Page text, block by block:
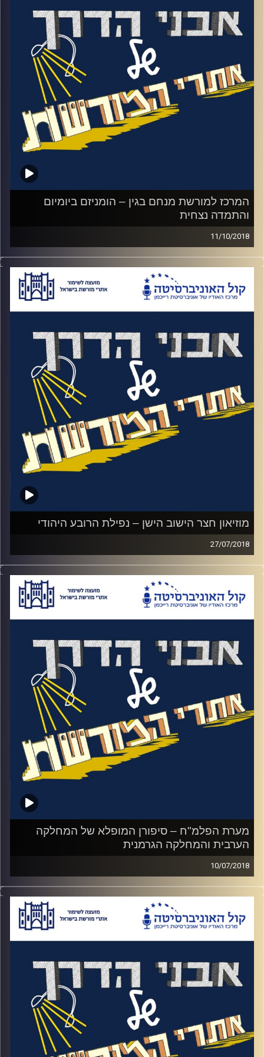
ומתחיל לדבר עם המתיישבים החדשים. מדובר
בקבוצה צעירה ועצמאית שלא משתייכת לשום
ארגון או מפלגה. הוא מחליט בליבו שהוא
מצטרף אליהם. תוך חצי שנה הוא מתפטר
מתפקידו כראש ממשלה ו"עולה דרומה". בנגב
ייבחן עם ישראל אמר בן גוריון, למה לדעתו
ה"עליה לנגב" חשובה כל כך? מה תפקידו של
הנגב בהתפתחותו של עם ישראל? ומה אפשר
ללמוד על האיש מביקור בבייתו בעשר השנים
קרדיט תמונות:המועצה לשימור אתרים
המרכז למורשת מנחם בגין – הומניזם ביומיום
והתמדה נצחית
11/10/2018
איזה אופי צריך כדי לשרוד 29 שנים באופוזיציה
ולאחר מכן לזכות בבחירות? למה לקח לבגין כל
כך הרבה זמן להגיע משערי הכנסת לכנסת ואיך
בן אדם שלאורך כל הדרך הפוליטית שלו דבק
הסכם שלום עם מצרים?
האזינו לאורי טולידאנו מראיין את הרצי מקוב,
מנהל המרכז למורשת מנחם בגין על חשיבה
בגיניסטית ואיך היא התפתחה
המועצה לשימור אתרים
מוזיאון חצר הישוב הישן – נפילת הרובע היהודי
27/07/2018
בשביל מי שלא גר בירושלים וחווה את העיר
שעדיין מחולקת באיזשהו מקום, המחשבה
שהעיר העתיקה הייתה תחת כיבוש ירדני בין 48
ל67 היא מחשבה מאוד לא יומיומית ולא כל כך
עוד מחשבה כזו היא העובדה שאזרחים ומגינים
נלקחו בשבי הירדני למשך תשעה חודשים.
האזינו לאורי טולידאנו מראיין את אורה פיקל
צברי, האוצרת הראשית של המוזיאון
המועצה לשימור אתרים
מערת הפלמ"ח – סיפורן המופלא של המחלקה
הערבית והמחלקה הגרמנית
10/07/2018
פרק נוסף על הפלמ"ח. סיפורה של המחלקה
הערבית ששלחה סוכנים לביצוע פעולות חבלה
במדינות ערב לפני הקמת המדינה, אחד
מהסיפורים יוצאי הדופן הוא סיפורו של גמליאל
ילדות שלא את הזהות האמיתית של הוריהם.
וגם, המחלקה הגרמנית, אותה מחלקה שהייתה
אמונה על לעשות לנאצים חיים קשים במידה
והם יפלשו לארץ. בסופו של דבר הנאצים כמובן
לא פלשו, אבל חלק מחברי המחלקה הספיקו